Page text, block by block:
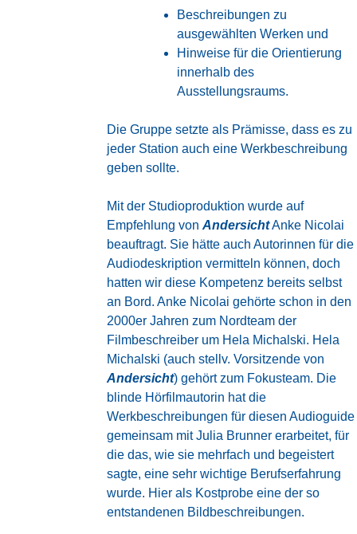
Beschreibungen zu
ausgewählten Werken und
Hinweise für die Orientierung
innerhalb des
Ausstellungsraums.
Die Gruppe setzte als Prämisse, dass es zu
jeder Station auch eine Werkbeschreibung
geben sollte.
Mit der Studioproduktion wurde auf
Empfehlung vonAndersichtAnke Nicolai
beauftragt. Sie hätte auch Autorinnen für die
Audiodeskription vermitteln können, doch
hatten wir diese Kompetenz bereits selbst
an Bord. Anke Nicolai gehörte schon in den
2000er Jahren zum Nordteam der
Filmbeschreiber um Hela Michalski. Hela
Michalski (auch stellv. Vorsitzende von
Andersicht) gehört zum Fokusteam. Die
blinde Hörfilmautorin hat die
Werkbeschreibungen für diesen Audioguide
gemeinsam mit Julia Brunner erarbeitet, für
die das, wie sie mehrfach und begeistert
sagte, eine sehr wichtige Berufserfahrung
wurde. Hier als Kostprobe eine der so
entstandenen Bildbeschreibungen.